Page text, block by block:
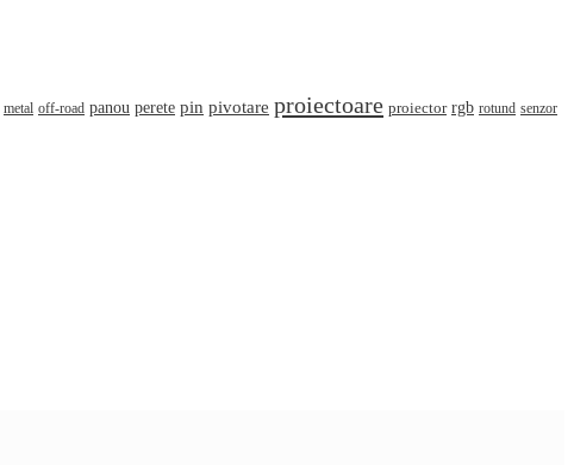
metal off-road panou perete pin pivotare proiectoare proiector rgb rotund senzor